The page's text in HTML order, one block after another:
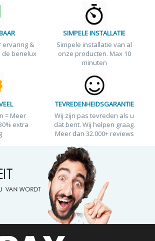
ervaring &
de benelux
SIMPELE INSTALLATIE
Simpele installatie van al
onze producten. Max 10
minuten
= Meer
extra
TEVREDENHEIDSGARANTIE
Wij zijn pas tevreden als u
dat bent. Wij helpen graag.
Meer dan 32.000+ reviews